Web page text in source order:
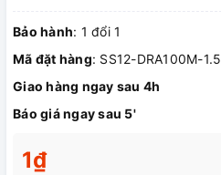
Bảo hành: 1 đổi 1
Mã đặt hàng: SS12-DRA100M-1.5
Giao hàng ngay sau 4h
Báo giá ngay sau 5'
1₫